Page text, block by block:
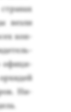
вез­ли
кон­
офи­ци­
Ни­